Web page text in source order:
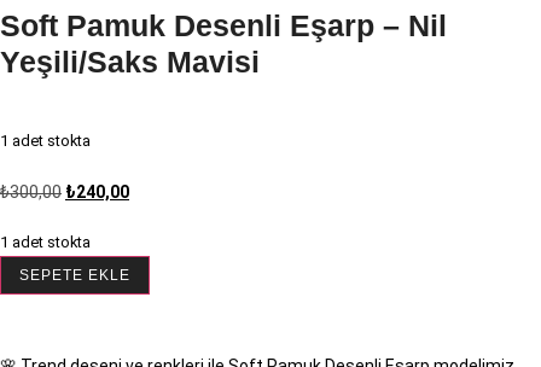
Soft Pamuk Desenli Eşarp – Nil
Yeşili/Saks Mavisi
1 adet stokta
₺300,00 ₺240,00
1 adet stokta
SEPETE EKLE